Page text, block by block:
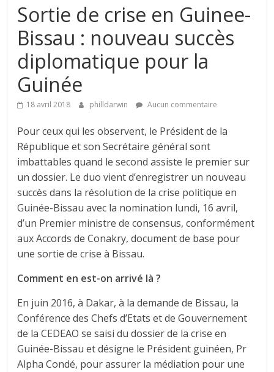
Sortie de crise en Guinee-
Bissau : nouveau succès
diplomatique pour la
Guinée
18 avril 2018 philldarwin Aucun commentaire
Pour ceux qui les observent, le Président de la
République et son Secrétaire général sont
imbattables quand le second assiste le premier sur
un dossier. Le duo vient d’enregistrer un nouveau
succès dans la résolution de la crise politique en
Guinée-Bissau avec la nomination lundi, 16 avril,
d’un Premier ministre de consensus, conformément
aux Accords de Conakry, document de base pour
une sortie de crise à Bissau.
Comment en est-on arrivé là ?
En juin 2016, à Dakar, à la demande de Bissau, la
Conférence des Chefs d’Etats et de Gouvernement
de la CEDEAO se saisi du dossier de la crise en
Guinée-Bissau et désigne le Président guinéen, Pr
Alpha Condé, pour assurer la médiation pour une